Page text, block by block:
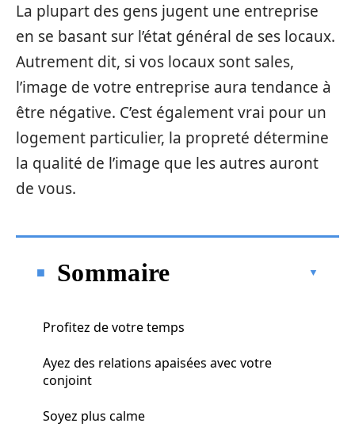
La plupart des gens jugent une entreprise
en se basant sur l’état général de ses locaux.
Autrement dit, si vos locaux sont sales,
l’image de votre entreprise aura tendance à
être négative. C’est également vrai pour un
logement particulier, la propreté détermine
la qualité de l’image que les autres auront
de vous.
Sommaire
Profitez de votre temps
Ayez des relations apaisées avec votre
conjoint
Soyez plus calme